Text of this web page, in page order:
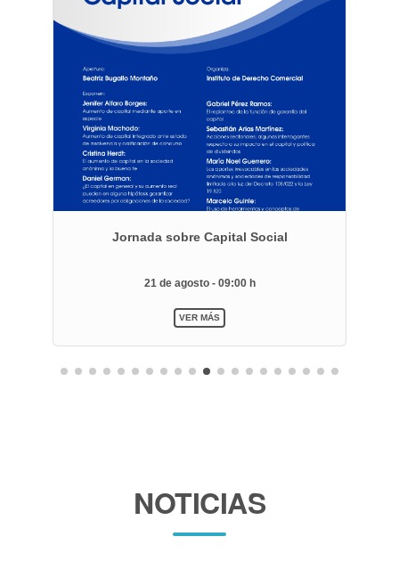
Jornada sobre Capital Social
21 de agosto - 09:00 h
VER MÁS
NOTICIAS